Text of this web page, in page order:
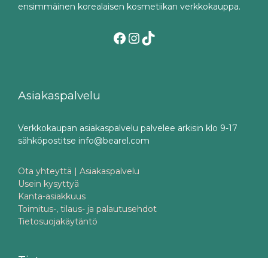
ensimmäinen korealaisen kosmetiikan verkkokauppa.
Facebook
Instagram
TikTok
Asiakaspalvelu
Verkkokaupan asiakaspalvelu palvelee arkisin klo 9-17
sähköpostitse info@bearel.com
Ota yhteyttä | Asiakaspalvelu
Usein kysyttyä
Kanta-asiakkuus
Toimitus-, tilaus- ja palautusehdot
Tietosuojakäytäntö